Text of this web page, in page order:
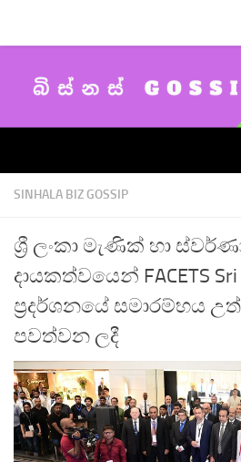
SINHALA BIZ GOSSIP
ශ්‍රී ලංකා මැණික් හා
දායකත්වයෙන් FACETS Sri
ප්‍රදර්ශනයේ සමාරම්භය
පවත්වන ලදී